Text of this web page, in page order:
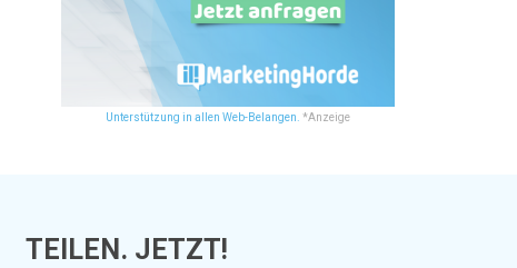
Unterstützung in allen Web-Belangen. *Anzeige
TEILEN. JETZT!